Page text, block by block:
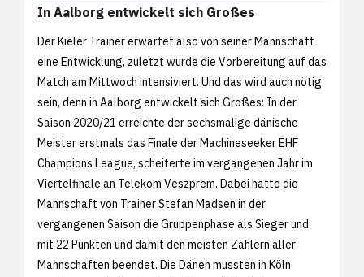
In Aalborg entwickelt sich Großes
Der Kieler Trainer erwartet also von seiner Mannschaft
eine Entwicklung, zuletzt wurde die Vorbereitung auf das
Match am Mittwoch intensiviert. Und das wird auch nötig
sein, denn in Aalborg entwickelt sich Großes: In der
Saison 2020/21 erreichte der sechsmalige dänische
Meister erstmals das Finale der Machineseeker EHF
Champions League, scheiterte im vergangenen Jahr im
Viertelfinale an Telekom Veszprem. Dabei hatte die
Mannschaft von Trainer Stefan Madsen in der
vergangenen Saison die Gruppenphase als Sieger und
mit 22 Punkten und damit den meisten Zählern aller
Mannschaften beendet. Die Dänen mussten in Köln